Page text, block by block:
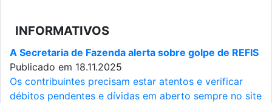
INFORMATIVOS
A Secretaria de Fazenda alerta sobre golpe de REFIS
Publicado em 18.11.2025
Os contribuintes precisam estar atentos e verificar
débitos pendentes e dívidas em aberto sempre no site